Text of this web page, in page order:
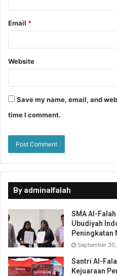
Email *
Website
Save my name, email, and
time I comment.
By adminalfalah
SMA Al-
Ubudiyah
Peningkatan
September
Santri Al-
Kejuaraan